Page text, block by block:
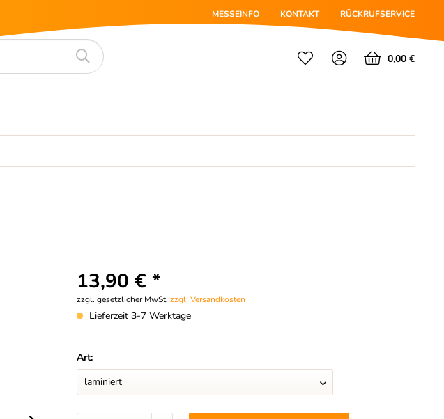
MESSEINFO KONTAKT RÜCKRUFSERVICE
0,00 €
13,90 € *
zzgl. gesetzlicher MwSt.zzgl. Versandkosten
Lieferzeit 3-7 Werktage
Art: